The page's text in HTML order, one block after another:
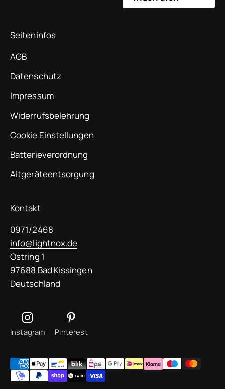
Seiteninfos
AGB
Datenschutz
Impressum
Widerrufsbelehrung
Cookie Einstellungen
Batterieverordnung
Altgeräteentsorgung
Kontakt
0971/2468
info@lightnox.de
Ostring 1
97688 Bad Kissingen
Deutschland
Instagram Pinterest